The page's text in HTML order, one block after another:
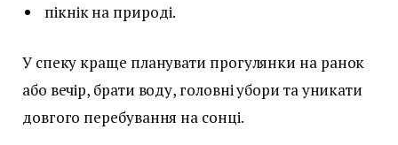
пікнік на природі.
У спеку краще планувати прогулянки на ранок
або вечір, брати воду, головні убори та уникати
довгого перебування на сонці.